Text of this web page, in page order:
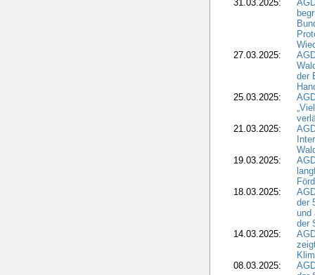
31.03.2025:
27.03.2025:
der
25.03.2025:
21.03.2025:
19.03.2025:
18.03.2025:
der
und
der
14.03.2025:
08.03.2025: